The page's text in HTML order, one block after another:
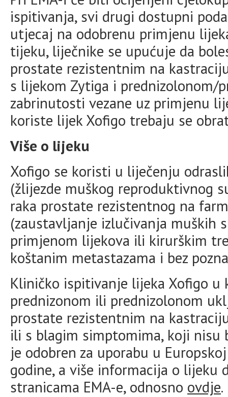
ispitivanja, svi drugi dostupni
utjecaj na odobrenu primjenu
tijeku, liječnike se upućuje da
prostate rezistentnim na
s lijekom Zytiga i prednizolonom/
zabrinutosti vezane uz primjenu
koriste lijek Xofigo trebaju se
Više o lijeku
Xofigo se koristi u liječenju
(žlijezde muškog reproduktivnog
raka prostate rezistentnog na
(zaustavljanje izlučivanja muških
primjenom lijekova ili kirurškim
koštanim metastazama i bez
Kliničko ispitivanje lijeka Xofigo
prednizonom ili prednizolonom
prostate rezistentnim na
ili s blagim simptomima, koji nisu
je odobren za uporabu u
godine, a više informacija o
stranicama EMA-e, odnosno ovdje.